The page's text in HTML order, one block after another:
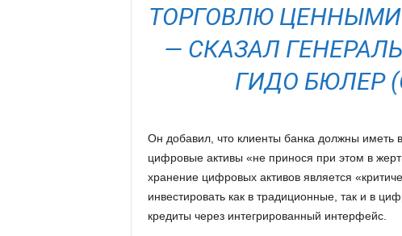
ТОРГОВЛЮ ЦЕННЫМИ
— СКАЗАЛ
ГИДО БЮЛЕР
Он добавил, что клиенты банка должны иметь
цифровые активы «не принося при этом в
хранение цифровых активов является
инвестировать как в традиционные, так и в
кредиты через интегрированный интерфейс.